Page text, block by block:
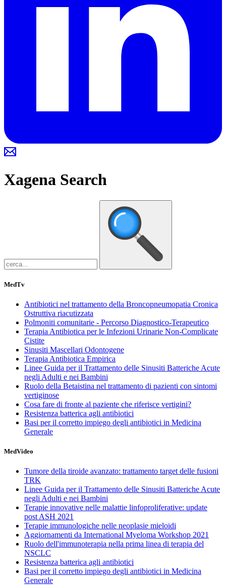
Xagena Search
MedTv
Antibiotici nel trattamento della Broncopneumopatia Cronica
Ostruttiva riacutizzata
Polmoniti comunitarie - Percorso Diagnostico-Terapeutico
Terapia Antibiotica per le Infezioni Urinarie Non-Complicate
Cistite
Sinusiti Mascellari Odontogene
Terapia Antibiotica Empirica
Linee Guida per il Trattamento delle Sinusiti Batteriche Acute
negli Adulti e nei Bambini
Ruolo della Betaistina nel trattamento di pazienti con sintomi
vertiginose
Cosa fare di fronte al paziente che riferisce vertigini?
Resistenza batterica agli antibiotici
Basi per il corretto impiego degli antibiotici in Medicina
Generale
MedVideo
Tumore della tiroide avanzato: trattamento target delle fusioni
TRK
Linee Guida per il Trattamento delle Sinusiti Batteriche Acute
negli Adulti e nei Bambini
Terapie innovative nelle malattie linfoproliferative: update
post ASH 2021
Terapie immunologiche nelle neoplasie mieloidi
Aggiornamenti da International Myeloma Workshop 2021
Ruolo dell'immunoterapia nella prima linea di terapia del
NSCLC
Resistenza batterica agli antibiotici
Basi per il corretto impiego degli antibiotici in Medicina
Generale